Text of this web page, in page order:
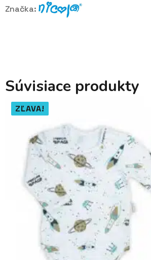
Značka:
Súvisiace produkty
ZĽAVA!